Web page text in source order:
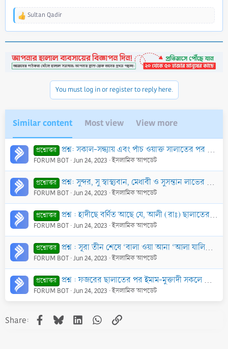
R
t
i
Sultan Qadir
You must log in or register to reply here.
Similar content Most view View more
প্রশ্নোত্তর প্রশ্ন: সকাল-সন্ধ্যায় এবং পাঁচ ওয়াক্ত সালাতের পর সূরা ইখলাস, সূরা ফালাক ও সূরা নাস এই তিনটি সূরা পাঠ করতে হবে?
FORUM BOT Jun 24, 2023 ইসলামিক আপডেট
প্রশ্নোত্তর প্রশ্ন: সুন্দর, সু স্বাস্থ্যবান, মেধাবী ও সুসন্তান লাভের উদ্দেশ্যে গর্ভাবস্থায় কুরআনের বিশেষ বিশেষ সূরা পড়ার আমল কি?
FORUM BOT Jun 24, 2023 ইসলামিক আপডেট
প্রশ্নোত্তর প্রশ্ন : হাদীছে বর্ণিত আছে যে, আলী (রাঃ) ছালাতের রুকূ অবস্থায় তার হাতের আংটিটি ছাদাক্বা করলে সূরা মায়েদার একটি আয়াত নাযিল হয়। বর্ণনাটির সত্যতা জানতে চ
FORUM BOT Jun 24, 2023 ইসলামিক আপডেট
প্রশ্নোত্তর প্রশ্ন : সূরা তীন শেষে ‘বালা ওয়া আনা ‘আলা যালিকা মিনাশ শাহেদীন’ পাঠ করা যাবে কি?
FORUM BOT Jun 24, 2023 ইসলামিক আপডেট
প্রশ্নোত্তর প্রশ্ন : ফজরের ছালাতের পর ইমাম-মুক্তাদী সকলে মিলে সূরা হাশরের শেষ তিন আয়াত পাঠ করা কি শরী‘আত সম্মত?
FORUM BOT Jun 24, 2023 ইসলামিক আপডেট
Share: Facebook
BlueskyLinkedInWhatsApp
Link